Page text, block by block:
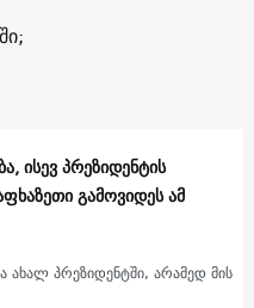
ისევ პრეზიდენტის
გამოვიდეს ამ
პრეზიდენტში, არამედ მის